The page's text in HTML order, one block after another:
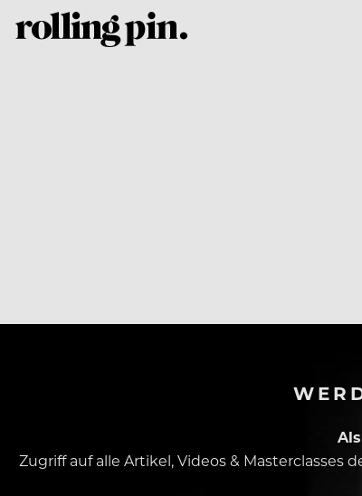
Zugriff auf alle Artikel, Videos & Masterclasses